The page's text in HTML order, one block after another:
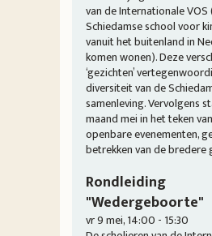
van de Internationale VOS
Schiedamse school voor
vanuit het buitenland in
komen wonen). Deze
‘gezichten’
diversiteit van de
samenleving. Vervolgens
maand mei in het teken
openbare evenementen,
betrekken van de bredere
Rondleiding
"Wedergeboorte"
vr 9 mei, 14:00 - 15:30